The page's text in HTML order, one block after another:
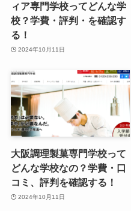
ィア専門学校ってどんな学
校？学費・評判・を確認す
る！
2024年10月11日
大阪調理製菓専門学校って
どんな学校なの？学費・口
コミ、評判を確認する！
2024年10月11日